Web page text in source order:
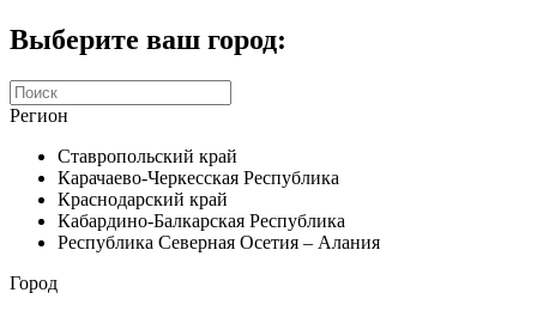
Выберите ваш город:
Регион
Ставропольский край
Карачаево-Черкесская Республика
Краснодарский край
Кабардино-Балкарская Республика
Республика Северная Осетия – Алания
Город